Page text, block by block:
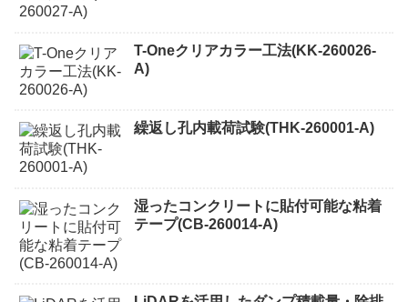
T-Oneクリアカラー工法(KK-260026-
A)
繰返し孔内載荷試験(THK-260001-A)
湿ったコンクリートに貼付可能な粘着
テープ(CB-260014-A)